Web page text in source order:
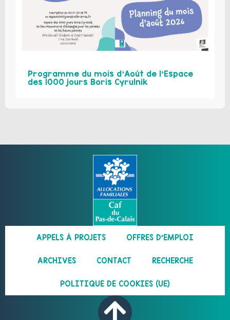
Programme du mois d’Août de l’Espace
des 1000 jours Boris Cyrulnik
APPELS À PROJETS OFFRES D’EMPLOI
ARCHIVES CONTACT RECHERCHE
POLITIQUE DE COOKIES (UE)